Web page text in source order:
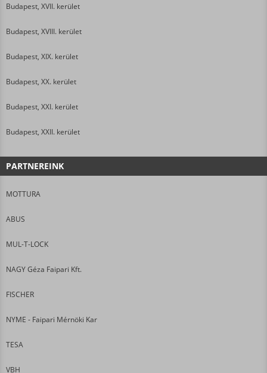
Budapest, XVII. kerület
Budapest, XVIII. kerület
Budapest, XIX. kerület
Budapest, XX. kerület
Budapest, XXI. kerület
Budapest, XXII. kerület
PARTNEREINK
MOTTURA
ABUS
MUL-T-LOCK
NAGY Géza Faipari Kft.
FISCHER
NYME - Faipari Mérnöki Kar
TESA
VBH